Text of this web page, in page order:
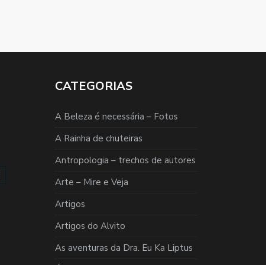
CATEGORIAS
A Beleza é necessária – Fotos
A Rainha de chuteiras
Antropologia – trechos de autores
Arte – Mire e Veja
Artigos
Artigos do Alvito
As aventuras da Dra. Eu Ka Liptus